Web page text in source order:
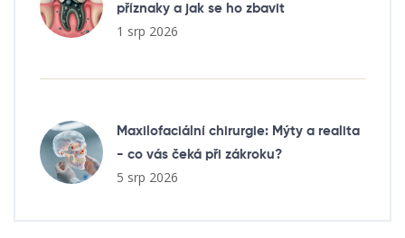
příznaky a jak se ho zbavit
1 srp 2026
Maxilofaciální chirurgie: Mýty a realita
- co vás čeká při zákroku?
5 srp 2026